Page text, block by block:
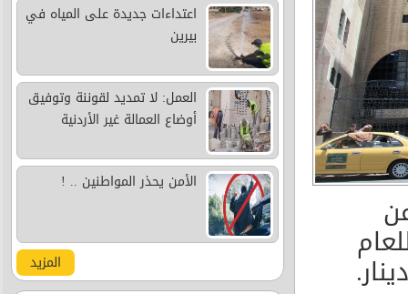
اعتداءات جديدة على المياه في
بيرين
العمل: لا تمديد لقوننة وتوفيق
أوضاع العمالة غير الأردنية
الأمن يحذر المواطنين .. !
المزيد